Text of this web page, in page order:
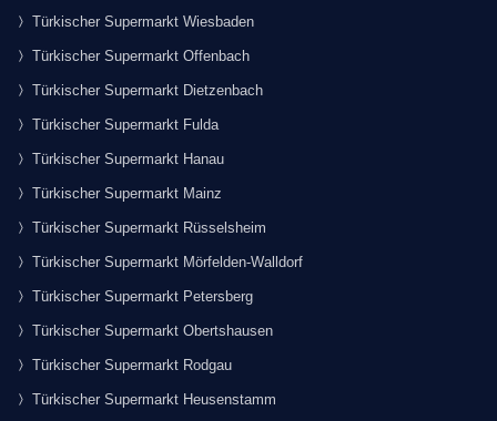
Türkischer Supermarkt Wiesbaden
Türkischer Supermarkt Offenbach
Türkischer Supermarkt Dietzenbach
Türkischer Supermarkt Fulda
Türkischer Supermarkt Hanau
Türkischer Supermarkt Mainz
Türkischer Supermarkt Rüsselsheim
Türkischer Supermarkt Mörfelden-Walldorf
Türkischer Supermarkt Petersberg
Türkischer Supermarkt Obertshausen
Türkischer Supermarkt Rodgau
Türkischer Supermarkt Heusenstamm